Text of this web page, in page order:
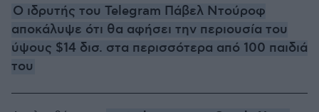
Ο ιδρυτής του Telegram Πάβελ Ντούροφ
αποκάλυψε ότι θα αφήσει την περιουσία του
ύψους $14 δισ. στα περισσότερα από 100 παιδιά
του